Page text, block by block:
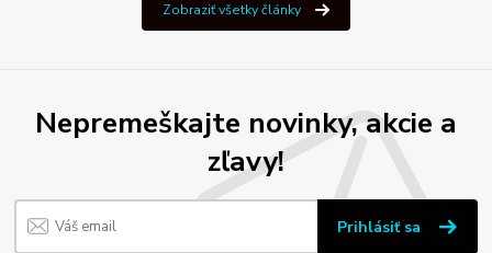
Zobraziť všetky články
Nepremeškajte novinky, akcie a
zľavy!
Prihlásiť sa